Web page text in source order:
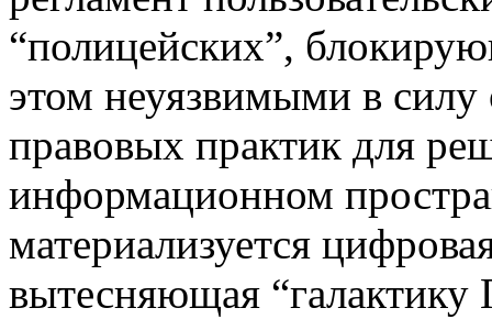
“полицейских”,
этом неуязвимыми в силу
правовых практик для
информационном
материализуется
вытесняющая “галактику